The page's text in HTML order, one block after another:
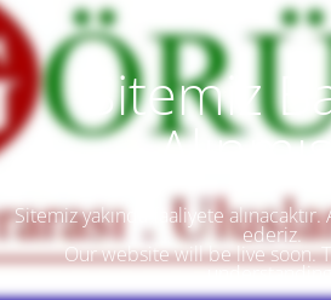
Sitemiz
Sitemiz yakında faaliyete alınacaktır.
ederiz.
Our website will be live soon.